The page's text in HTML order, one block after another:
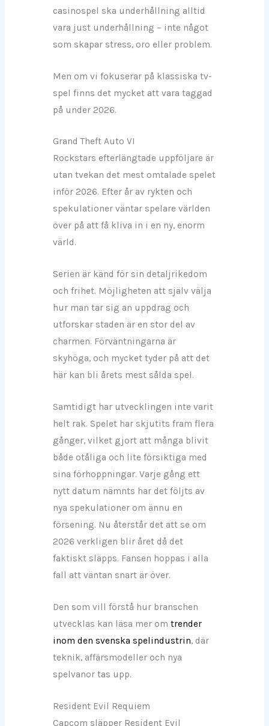
casinospel ska underhållning alltid
vara just underhållning – inte något
som skapar stress, oro eller problem.
Men om vi fokuserar på klassiska tv-
spel finns det mycket att vara taggad
på under 2026.
Grand Theft Auto VI
Rockstars efterlängtade uppföljare är
utan tvekan det mest omtalade spelet
inför 2026. Efter år av rykten och
spekulationer väntar spelare världen
över på att få kliva in i en ny, enorm
värld.
Serien är känd för sin detaljrikedom
och frihet. Möjligheten att själv välja
hur man tar sig an uppdrag och
utforskar staden är en stor del av
charmen. Förväntningarna är
skyhöga, och mycket tyder på att det
här kan bli årets mest sålda spel.
Samtidigt har utvecklingen inte varit
helt rak. Spelet har skjutits fram flera
gånger, vilket gjort att många blivit
både otåliga och lite försiktiga med
sina förhoppningar. Varje gång ett
nytt datum nämnts har det följts av
nya spekulationer om ännu en
försening. Nu återstår det att se om
2026 verkligen blir året då det
faktiskt släpps. Fansen hoppas i alla
fall att väntan snart är över.
Den som vill förstå hur branschen
utvecklas kan läsa mer omtrender
inom den svenska spelindustrin, där
teknik, affärsmodeller och nya
spelvanor tas upp.
Resident Evil Requiem
Capcom släpper Resident Evil